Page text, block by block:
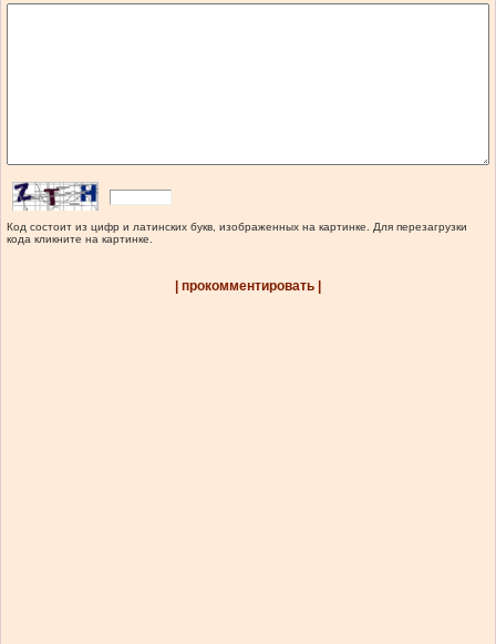
Код состоит из цифр и латинских букв, изображенных на картинке. Для перезагрузки
кода кликните на картинке.
| прокомментировать |